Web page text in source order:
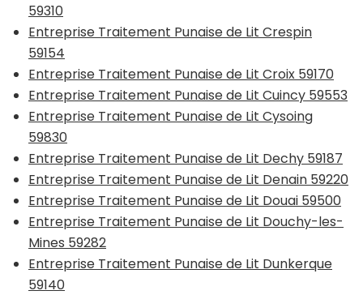
59310
Entreprise Traitement Punaise de Lit Crespin
59154
Entreprise Traitement Punaise de Lit Croix 59170
Entreprise Traitement Punaise de Lit Cuincy 59553
Entreprise Traitement Punaise de Lit Cysoing
59830
Entreprise Traitement Punaise de Lit Dechy 59187
Entreprise Traitement Punaise de Lit Denain 59220
Entreprise Traitement Punaise de Lit Douai 59500
Entreprise Traitement Punaise de Lit Douchy-les-
Mines 59282
Entreprise Traitement Punaise de Lit Dunkerque
59140